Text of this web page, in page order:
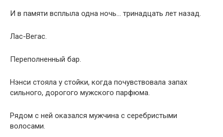
И в памяти всплыла одна ночь… тринадцать лет назад.
Лас-Вегас.
Переполненный бар.
Нэнси стояла у стойки, когда почувствовала запах
сильного, дорогого мужского парфюма.
Рядом с ней оказался мужчина с серебристыми
волосами.